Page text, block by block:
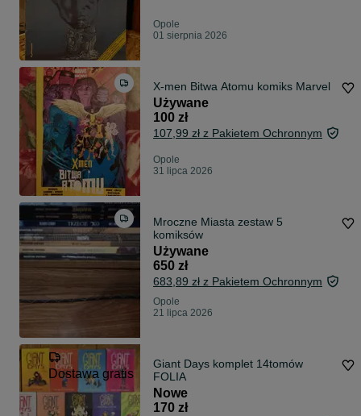
Opole
01 sierpnia 2026
X-men Bitwa Atomu komiks Marvel
Używane
100 zł
107,99 zł z Pakietem Ochronnym
Opole
31 lipca 2026
Mroczne Miasta zestaw 5
komiksów
Używane
650 zł
683,89 zł z Pakietem Ochronnym
Opole
21 lipca 2026
Dostawa gratis
Giant Days komplet 14tomów
FOLIA
Nowe
170 zł